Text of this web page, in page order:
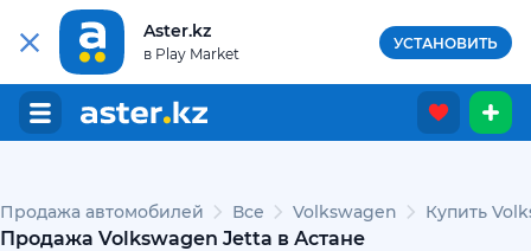
Aster.kz
в Play Market
УСТАНОВИТЬ
Продажа автомобилей Все Volkswagen Купить
Продажа Volkswagen Jetta в Астане